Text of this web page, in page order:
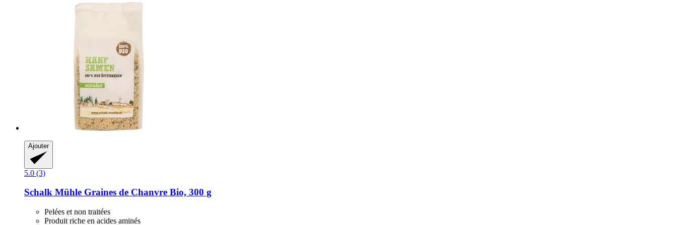
Ajouter
5.0 (3)
Schalk Mühle Graines de Chanvre Bio, 300 g
Pelées et non traitées
Produit riche en acides aminés